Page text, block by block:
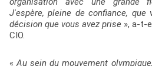
J'espère, pleine de confiance,
décision que vous avez prise », a-t-
CIO.
«Au sein du mouvement